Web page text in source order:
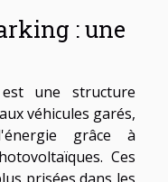
: une
une structure
véhicules garés,
grâce à
Ces